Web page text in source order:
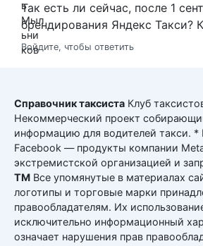
Так есть ли сейчас, после 1
брендирования Яндекс Такси?
Войдите, чтобы ответить
Справочник таксиста Клуб
Некоммерческий проект
информацию для водителей такси. *
Facebook — продукты компании
экстремистской организацией и
ТМ Все упомянутые в материалах
логотипы и торговые марки
правообладателям. Их
исключительно информационный
означает нарушения прав